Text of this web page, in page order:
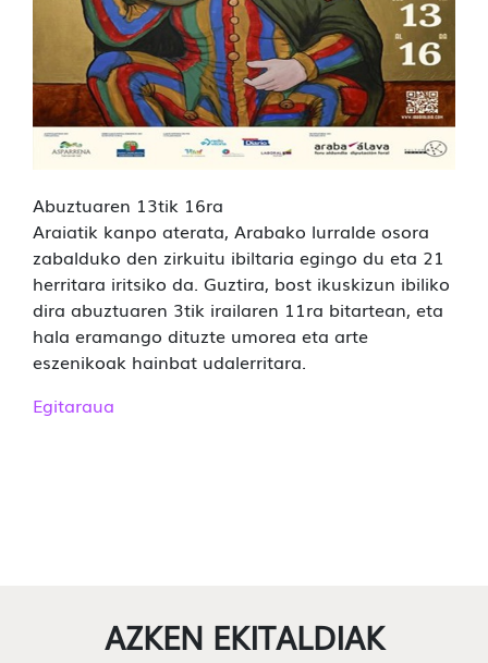
Abuztuaren 13tik 16ra
Araiatik kanpo aterata, Arabako lurralde osora
zabalduko den zirkuitu ibiltaria egingo du eta 21
herritara iritsiko da. Guztira, bost ikuskizun ibiliko
dira abuztuaren 3tik irailaren 11ra bitartean, eta
hala eramango dituzte umorea eta arte
eszenikoak hainbat udalerritara.
Egitaraua
AZKEN EKITALDIAK